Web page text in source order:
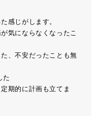
感じがします。
気にならなくなったこ
、不安だったことも無
た
期的に計画も立てま